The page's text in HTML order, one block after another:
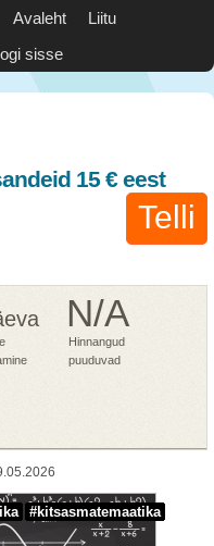
Avaleht
Liitu
sisse
15 € eest
Telli
N/A
Hinnangud
puuduvad
#kitsasmatemaatika